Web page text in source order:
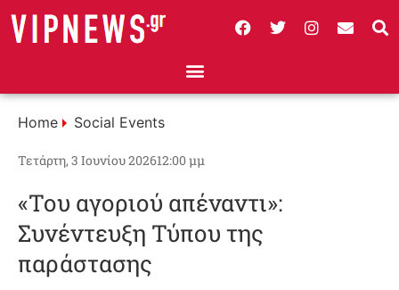
Home Social Events
Τετάρτη, 3 Ιουνίου 202612:00 μμ
«Του αγοριού απέναντι»:
Συνέντευξη Τύπου της
παράστασης